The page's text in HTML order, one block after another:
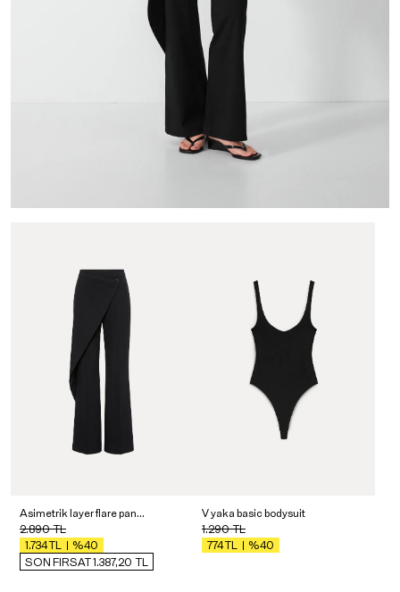
Asimetrik layer flare pantolon
2.890TL
1.734TL
%40
SON FIRSAT 1.387,20 TL
V yaka basic bodysuit
1.290TL
774TL %40